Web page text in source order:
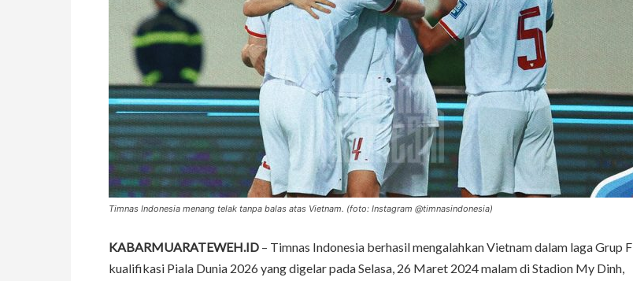
Timnas Indonesia menang telak tanpa balas atas Vietnam. (foto: Instagram @timnasindonesia)
KABARMUARATEWEH.ID – Timnas Indonesia berhasil mengalahkan Vietnam dalam laga Grup F
kualifikasi Piala Dunia 2026 yang digelar pada Selasa, 26 Maret 2024 malam di Stadion My Dinh,